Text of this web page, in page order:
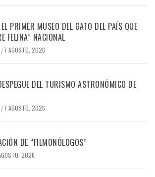
PRIMER MUSEO DEL GATO DEL PAÍS QUE
FELINA” NACIONAL
/ 7 AGOSTO, 2026
DEL TURISMO ASTRONÓMICO DE
/ 7 AGOSTO, 2026
DE “FILMONÓLOGOS”
2026